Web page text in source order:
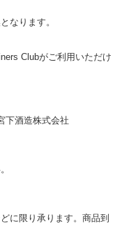
なります。
Clubがご利用いただけ
酒造株式会社
に限り承ります。商品到